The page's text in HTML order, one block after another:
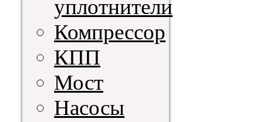
уплотнители
Компрессор
КПП
Мост
Насосы